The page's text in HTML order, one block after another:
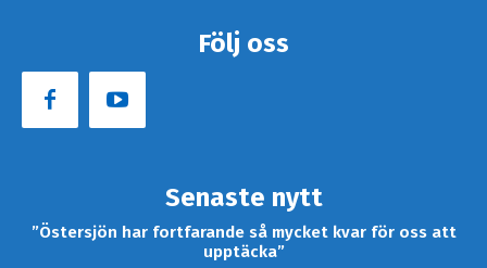
Följ oss
Senaste nytt
”Östersjön har fortfarande så mycket kvar för oss att
upptäcka”